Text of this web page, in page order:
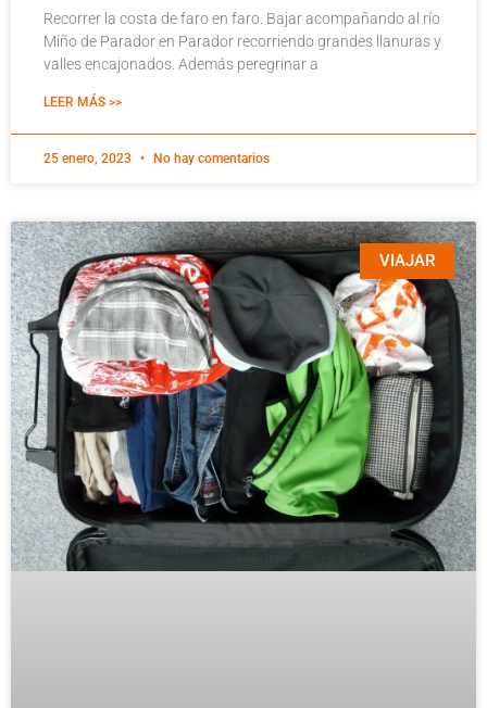
Recorrer la costa de faro en faro. Bajar acompañando al río
Miño de Parador en Parador recorriendo grandes llanuras y
valles encajonados. Además peregrinar a
LEER MÁS >>
25 enero, 2023 No hay comentarios
VIAJAR